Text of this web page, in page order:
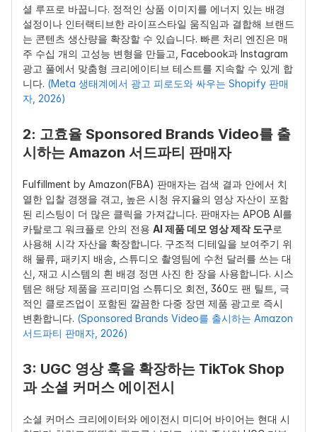
셜 루프로 바꿉니다. 정적인 상품 이미지를 에너지 있는 배경
설정이나 인터랙티브한 라이프스타일 움직임과 결합해 브랜드
는 콘텐츠 생산량을 확장할 수 있습니다. 빠른 처리 엔진은 매
주 수십 개의 고성능 변형을 만들고, Facebook과 Instagram
광고 풀에서 맞춤형 크리에이티브 테스트를 지속할 수 있게 합
니다. (Meta 생태계에서 광고 피로도와 싸우는 Shopify 판매
자, 2026)
2: 고효율 Sponsored Brands Video를 출
시하는 Amazon 서드파티 판매자
Fulfillment by Amazon(FBA) 판매자는 검색 결과 안에서 치
열한 입찰 경쟁을 겪고, 높은 시청 유지율의 영상 자산이 포함
된 리스팅이 더 많은 클릭을 가져갑니다. 판매자는 APOB AI를
카탈로그 워크플로 안의 전용 AI 제품 데모 영상 제작 도구로
사용해 시각 자산을 확장합니다. 구조적 디테일을 보여주기 위
해 물류, 패키지 배송, 스튜디오 촬영팀에 수천 달러를 쓰는 대
신, 재고 시스템의 흰 배경 정면 사진 한 장을 사용합니다. 시스
템은 해당 제품을 프리미엄 스튜디오 회전, 360도 팬 틸트, 극
적인 클로즈업이 포함된 깔끔한 다중 장면 제품 광고로 즉시
변환합니다. (Sponsored Brands Video를 출시하는 Amazon
서드파티 판매자, 2026)
3: UGC 영상 훅을 확장하는 TikTok Shop
과 소셜 커머스 에이전시
소셜 커머스 크리에이터와 에이전시 미디어 바이어는 현대 시